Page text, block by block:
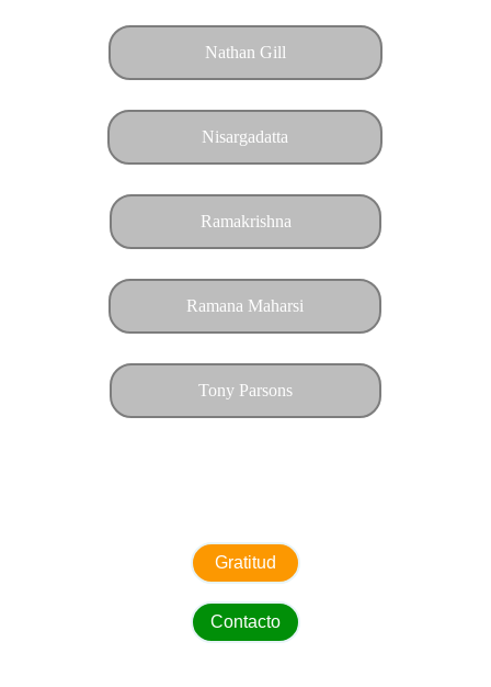
Nathan Gill
Ramakrishna
Nisargadatta
Ramana Maharsi
Tony Parsons
Gratitud
Contacto